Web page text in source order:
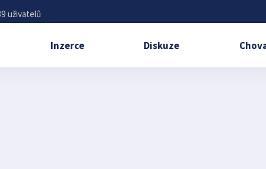
uživatelů
Inzerce Diskuze